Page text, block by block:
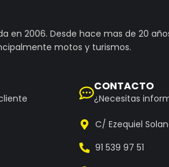
en 2006. Desde hace mas de 20
motos y turismos.
CONTACTO
¿Necesitas
C/ Ezequiel
91 539 97 51